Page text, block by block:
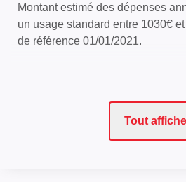
Montant estimé des dépenses
un usage standard entre 1030€
de référence 01/01/2021.
Tout